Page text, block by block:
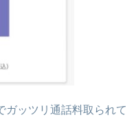
ガッツリ通話料取られて